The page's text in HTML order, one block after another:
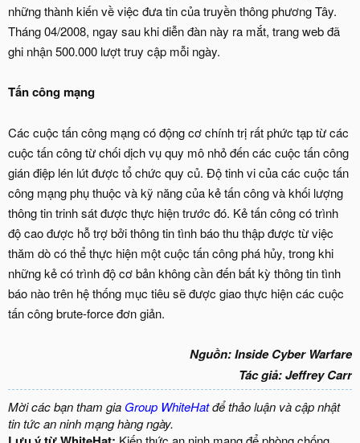
những thành kiến về việc đưa tin của truyền thông phương Tây.
Tháng 04/2008, ngay sau khi diễn đàn này ra mắt, trang web đã
ghi nhận 500.000 lượt truy cập mỗi ngày.
Tấn công mạng
Các cuộc tấn công mạng có động cơ chính trị rất phức tạp từ các
cuộc tấn công từ chối dịch vụ quy mô nhỏ đến các cuộc tấn công
gián điệp lén lút được tổ chức quy củ. Độ tinh vi của các cuộc tấn
công mạng phụ thuộc và kỹ năng của kẻ tấn công và khối lượng
thông tin trinh sát được thực hiện trước đó. Kẻ tấn công có trình
độ cao được hỗ trợ bởi thông tin tình báo thu thập được từ việc
thăm dò có thể thực hiện một cuộc tấn công phá hủy, trong khi
những kẻ có trình độ cơ bản không cần đến bất kỳ thông tin tình
báo nào trên hệ thống mục tiêu sẽ được giao thực hiện các cuộc
tấn công brute-force đơn giản.
Nguồn: Inside Cyber Warfare
Tác giả: Jeffrey Carr
Mời các bạn tham gia Group WhiteHatđể thảo luận và cập nhật
tin tức an ninh mạng hàng ngày.